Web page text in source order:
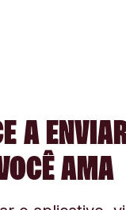
A
AMA